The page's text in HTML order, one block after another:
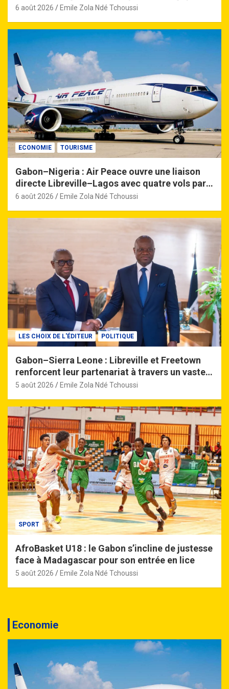
6 août 2026 Emile Zola Ndé Tchoussi
ECONOMIE TOURISME
Gabon–Nigeria : Air Peace ouvre une liaison
directe Libreville–Lagos avec quatre vols par
semaine
6 août 2026 Emile Zola Ndé Tchoussi
LES CHOIX DE L'ÉDITEUR POLITIQUE
Gabon–Sierra Leone : Libreville et Freetown
renforcent leur partenariat à travers un vaste
accord de coopération
5 août 2026 Emile Zola Ndé Tchoussi
SPORT
AfroBasket U18 : le Gabon s’incline de justesse
face à Madagascar pour son entrée en lice
5 août 2026 Emile Zola Ndé Tchoussi
Economie